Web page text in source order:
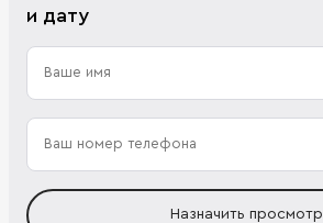
и дату
Назначить просмотр